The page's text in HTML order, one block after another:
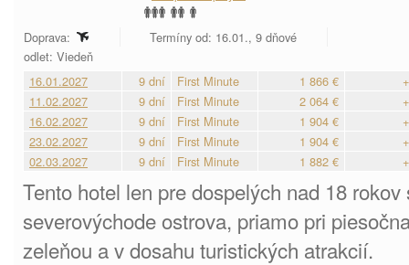
Doprava:
Termíny od: 16.01., 9 dňové
odlet: Viedeň
16.01.2027
9 dní First Minute 1 866 €
11.02.2027
9 dní First Minute 2 064 €
16.02.2027
9 dní First Minute 1 904 €
23.02.2027
9 dní First Minute 1 904 €
02.03.2027
9 dní First Minute 1 882 €
Tento hotel len pre dospelých nad 18
severovýchode ostrova, priamo pri
zeleňou a v dosahu turistických atrakcií.